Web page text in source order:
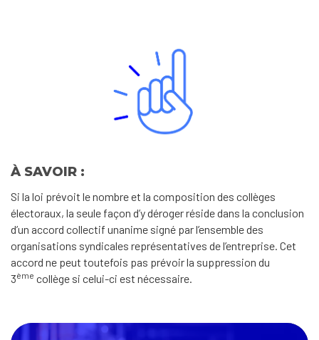
À SAVOIR :
Si la loi prévoit le nombre et la composition des collèges
électoraux, la seule façon d’y déroger réside dans la conclusion
d’un accord collectif unanime signé par l’ensemble des
organisations syndicales représentatives de l’entreprise. Cet
accord ne peut toutefois pas prévoir la suppression du
3ème collège si celui-ci est nécessaire.